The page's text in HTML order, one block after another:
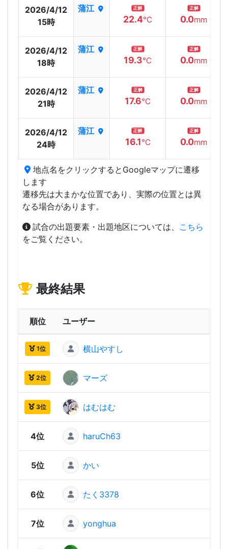
2026/4/12
15時
蒲江 正解
22.4℃
正解
0.0mm
2026/4/12
18時
蒲江 正解
19.3℃
正解
0.0mm
2026/4/12
21時
蒲江 正解
17.6℃
正解
0.0mm
2026/4/12
24時
蒲江 正解
16.1℃
正解
0.0mm
地点名をクリックするとGoogleマップに遷移
します
遷移先は大まかな位置であり、実際の位置とは異
なる場合があります。
試合の出題要素・出題地区については、 こちら
をご覧ください。
最終結果
順位 ユーザー
1位 横山やすし
2位 マーズ
3位 はむはむ
4位 haruCh63
5位 かい
6位 たく3378
7位 yonghua